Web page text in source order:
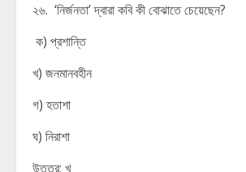
২৬. ‘নির্জনতা’ দ্বারা কবি কী বোঝাতে চেয়েছেন?
ক) প্রশান্তি
খ) জনমানবহীন
গ) হতাশা
ঘ) নিরাশা
উত্তর: খ